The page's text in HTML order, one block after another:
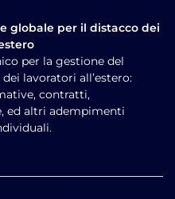
globale per il distacco dei
per la gestione del
lavoratori all’estero:
contratti,
ed altri adempimenti